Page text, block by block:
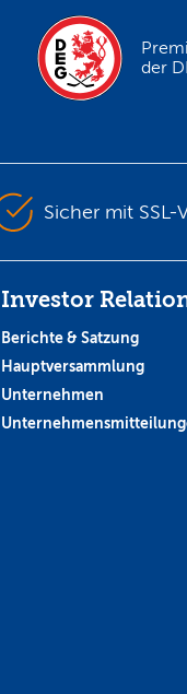
der
Sicher mit SSL-
Investor
Berichte & Satzung
Hauptversammlung
Unternehmen